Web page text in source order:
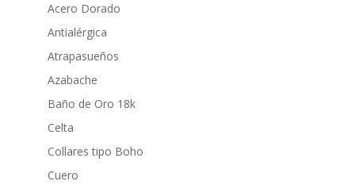
Acero Dorado
Antialérgica
Atrapasueños
Azabache
Baño de Oro 18k
Celta
Collares tipo Boho
Cuero